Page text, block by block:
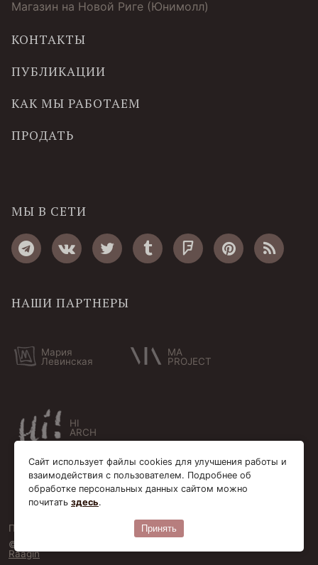
Магазин на Новой Риге (Юнимолл)
КОНТАКТЫ
ПУБЛИКАЦИИ
КАК МЫ РАБОТАЕМ
ПРОДАТЬ
МЫ В СЕТИ
НАШИ ПАРТНЕРЫ
Мария
Левинская
MA
PROJECT
HI
ARCH
Пользовательское соглашение
Cookie-файлы
© Bersoantik 2013-2026. Все права соблюдены. Сделано в
Raagin
Сайт использует файлы cookies для улучшения работы и
взаимодействия с пользователем. Подробнее об
обработке персональных данных сайтом можно
почитать здесь.
Принять